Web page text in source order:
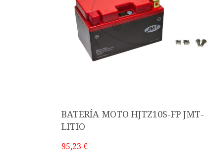
BATERÍA MOTO HJTZ10S-FP JMT-
LITIO
95,23 €